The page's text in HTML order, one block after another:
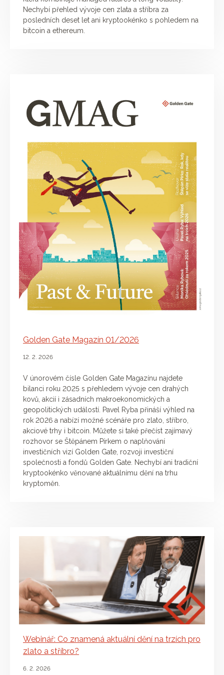
Nechybí přehled vývoje cen zlata a stříbra za
posledních deset let ani kryptookénko s pohledem na
bitcoin a ethereum.
Golden Gate Magazín 01/2026
12. 2. 2026
V únorovém čísle Golden Gate Magazínu najdete
bilanci roku 2025 s přehledem vývoje cen drahých
kovů, akcií i zásadních makroekonomických a
geopolitických událostí. Pavel Ryba přináší výhled na
rok 2026 a nabízí možné scénáře pro zlato, stříbro,
akciové trhy i bitcoin. Můžete si také přečíst zajímavý
rozhovor se Štěpánem Pírkem o naplňování
investičních vizí Golden Gate, rozvoji investiční
společnosti a fondů Golden Gate. Nechybí ani tradiční
kryptookénko věnované aktuálnímu dění na trhu
kryptoměn.
Webinář: Co znamená aktuální dění na trzích pro
zlato a stříbro?
6. 2. 2026